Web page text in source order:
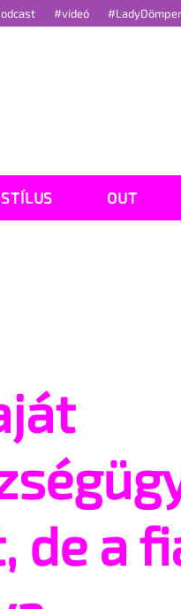
#videó #LadyDömper
STÍLUS OUT
de a